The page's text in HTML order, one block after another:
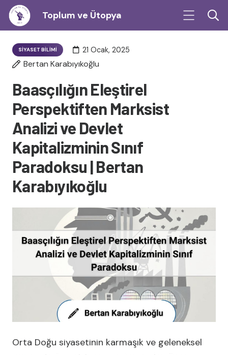
Toplum ve Ütopya
SIYASET BILIMI 21 Ocak, 2025
Bertan Karabıyıkoğlu
Baasçılığın Eleştirel
Perspektiften Marksist
Analizi ve Devlet
Kapitalizminin Sınıf
Paradoksu | Bertan
Karabıyıkoğlu
Orta Doğu siyasetinin karmaşık ve geleneksel